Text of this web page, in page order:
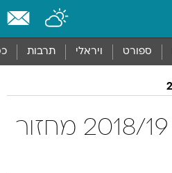
ספורט ויראלי תרבות
ליגה צרפתית 2018/19 מחזור